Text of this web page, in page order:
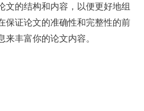
文的结构和内容，以便更好地组
保证论文的准确性和完整性的前
丰富你的论文内容。